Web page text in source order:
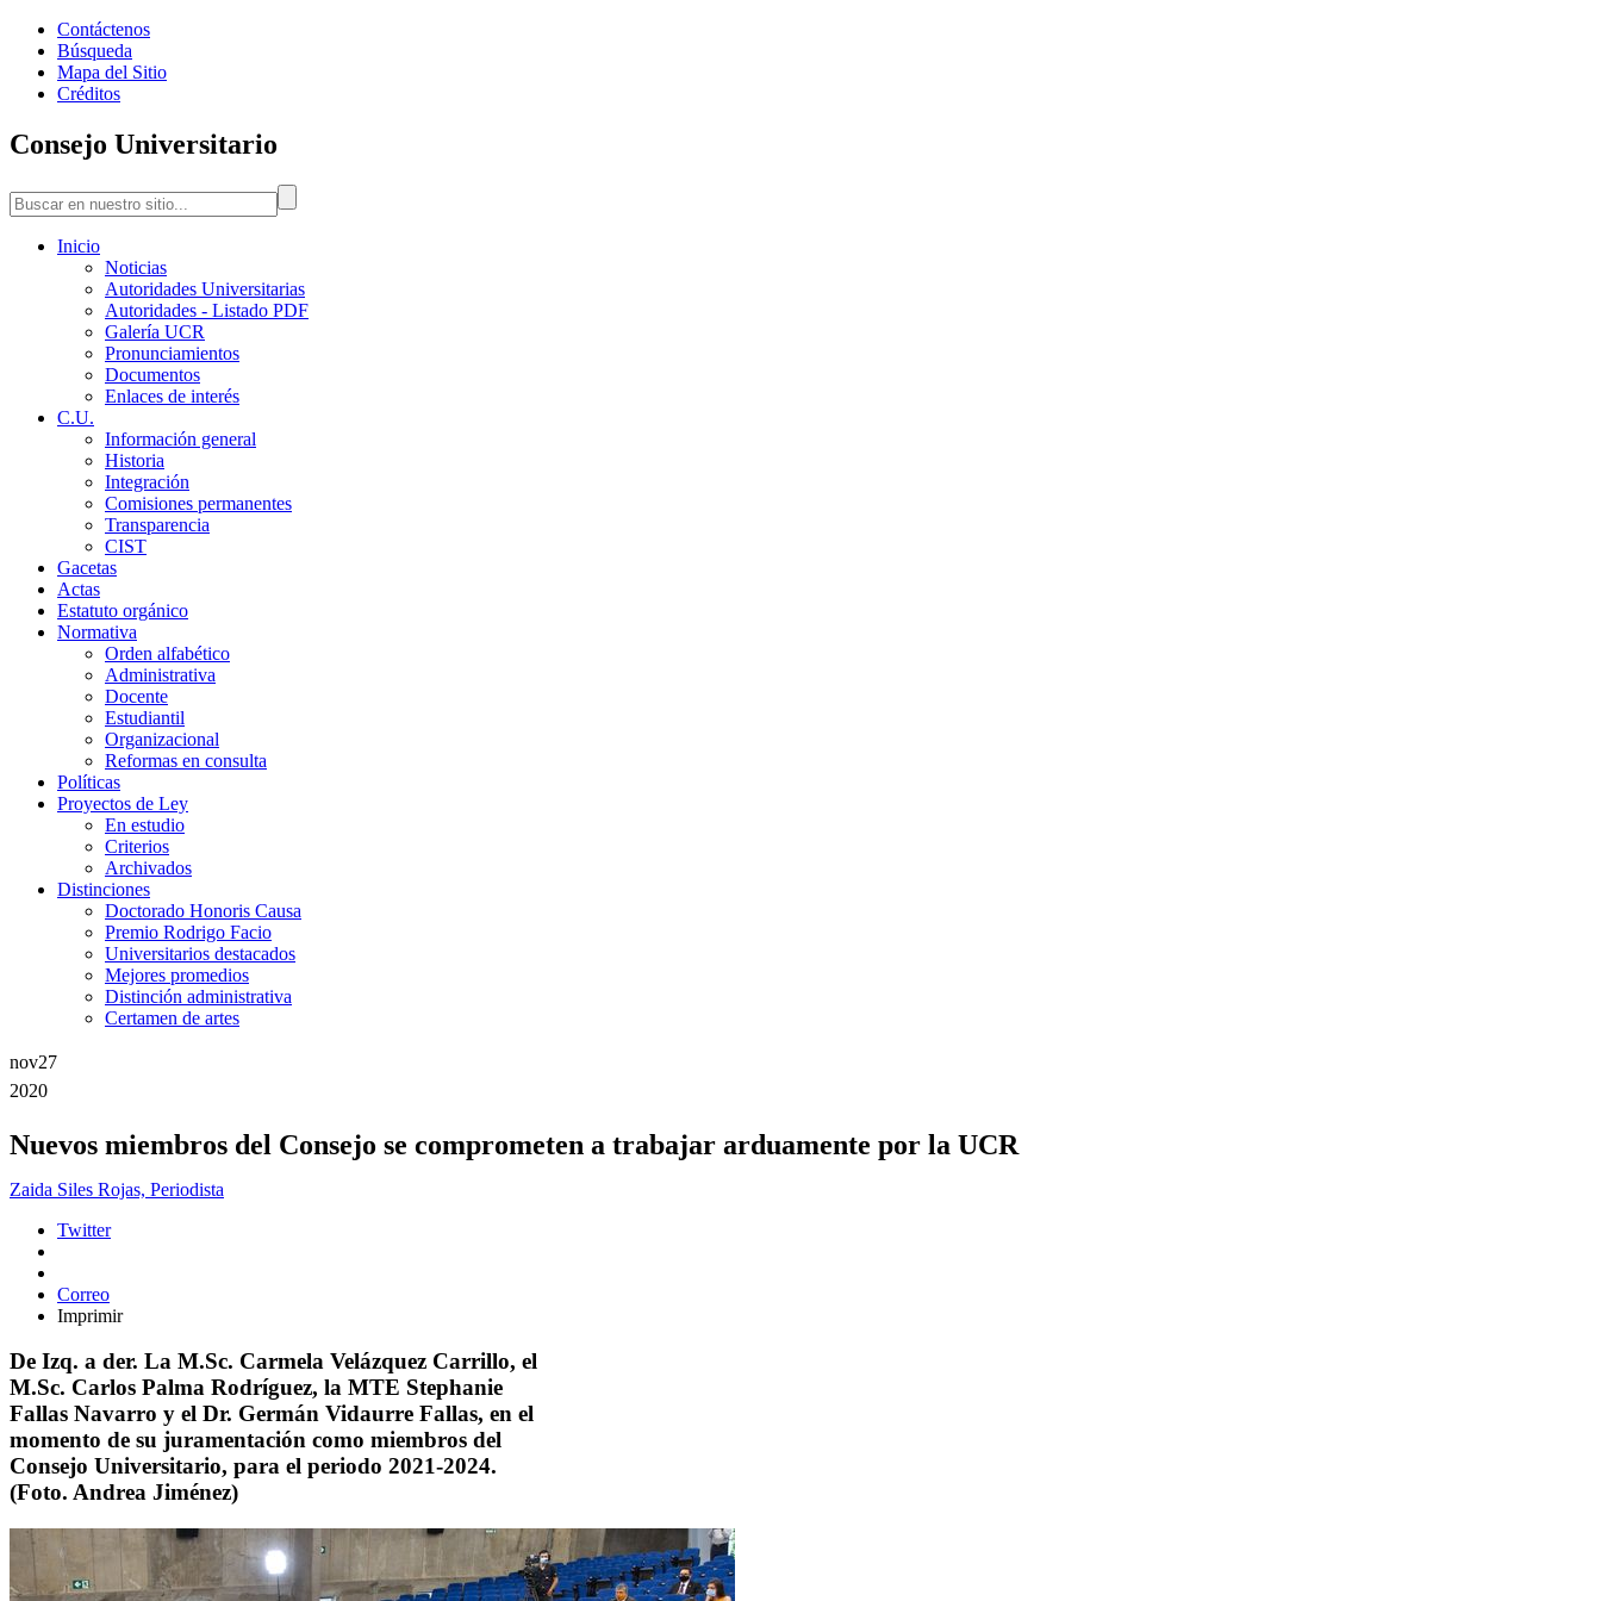
Contáctenos
Búsqueda
Mapa del Sitio
Créditos
Consejo Universitario
Inicio
Noticias
Autoridades Universitarias
Autoridades - Listado PDF
Galería UCR
Pronunciamientos
Documentos
Enlaces de interés
C.U.
Información general
Historia
Integración
Comisiones permanentes
Transparencia
CIST
Gacetas
Actas
Estatuto orgánico
Normativa
Orden alfabético
Administrativa
Docente
Estudiantil
Organizacional
Reformas en consulta
Políticas
Proyectos de Ley
En estudio
Criterios
Archivados
Distinciones
Doctorado Honoris Causa
Premio Rodrigo Facio
Universitarios destacados
Mejores promedios
Distinción administrativa
Certamen de artes
nov27
2020
Nuevos miembros del Consejo se comprometen a trabajar arduamente por la UCR
Zaida Siles Rojas, Periodista
Twitter
Correo
Imprimir
De Izq. a der. La M.Sc. Carmela Velázquez Carrillo, el
M.Sc. Carlos Palma Rodríguez, la MTE Stephanie
Fallas Navarro y el Dr. Germán Vidaurre Fallas, en el
momento de su juramentación como miembros del
Consejo Universitario, para el periodo 2021-2024.
(Foto. Andrea Jiménez)